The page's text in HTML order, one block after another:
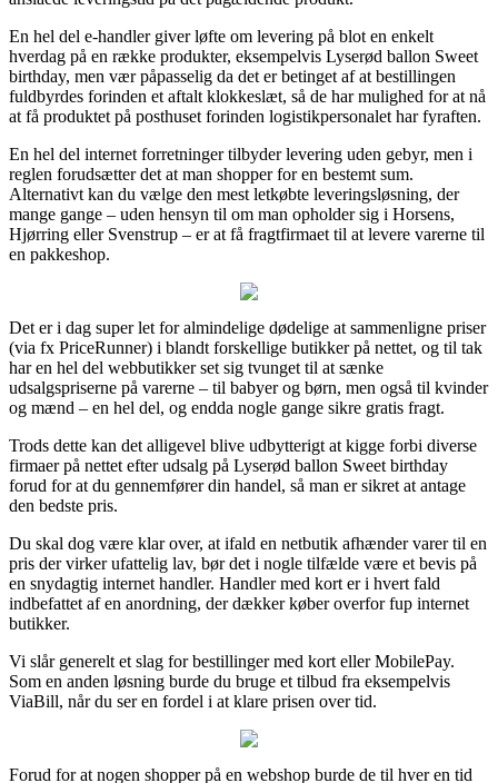
En hel del e-handler giver løfte om levering på blot en enkelt
hverdag på en række produkter, eksempelvis Lyserød ballon Sweet
birthday, men vær påpasselig da det er betinget af at bestillingen
fuldbyrdes forinden et aftalt klokkeslæt, så de har mulighed for at nå
at få produktet på posthuset forinden logistikpersonalet har fyraften.
En hel del internet forretninger tilbyder levering uden gebyr, men i
reglen forudsætter det at man shopper for en bestemt sum.
Alternativt kan du vælge den mest letkøbte leveringsløsning, der
mange gange – uden hensyn til om man opholder sig i Horsens,
Hjørring eller Svenstrup – er at få fragtfirmaet til at levere varerne til
en pakkeshop.
Det er i dag super let for almindelige dødelige at sammenligne priser
(via fx PriceRunner) i blandt forskellige butikker på nettet, og til tak
har en hel del webbutikker set sig tvunget til at sænke
udsalgspriserne på varerne – til babyer og børn, men også til kvinder
og mænd – en hel del, og endda nogle gange sikre gratis fragt.
Trods dette kan det alligevel blive udbytterigt at kigge forbi diverse
firmaer på nettet efter udsalg på Lyserød ballon Sweet birthday
forud for at du gennemfører din handel, så man er sikret at antage
den bedste pris.
Du skal dog være klar over, at ifald en netbutik afhænder varer til en
pris der virker ufattelig lav, bør det i nogle tilfælde være et bevis på
en snydagtig internet handler. Handler med kort er i hvert fald
indbefattet af en anordning, der dækker køber overfor fup internet
butikker.
Vi slår generelt et slag for bestillinger med kort eller MobilePay.
Som en anden løsning burde du bruge et tilbud fra eksempelvis
ViaBill, når du ser en fordel i at klare prisen over tid.
Forud for at nogen shopper på en webshop burde de til hver en tid